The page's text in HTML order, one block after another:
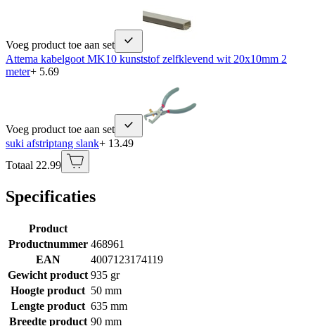
Voeg product toe aan set
Attema kabelgoot MK10 kunststof zelfklevend wit 20x10mm 2
meter+ 5.69
Voeg product toe aan set
suki afstriptang slank+ 13.49
Totaal 22.99
Specificaties
Product
Productnummer 468961
EAN
4007123174119
Gewicht product 935 gr
Hoogte product 50 mm
Lengte product 635 mm
Breedte product 90 mm